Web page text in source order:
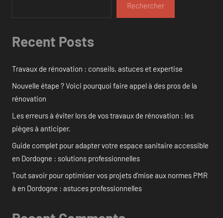
Rechercher
Recent Posts
Travaux de rénovation : conseils, astuces et expertise
Nouvelle étape ? Voici pourquoi faire appel à des pros de la
rénovation
Les erreurs à éviter lors de vos travaux de rénovation : les
pièges à anticiper.
Guide complet pour adapter votre espace sanitaire accessible
en Dordogne : solutions professionnelles
Tout savoir pour optimiser vos projets d’mise aux normes PMR
à en Dordogne : astuces professionnelles